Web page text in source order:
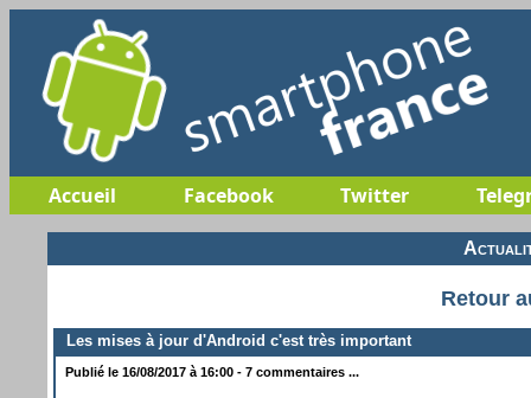
Accueil Facebook Twitter
Retour
Les mises à jour d'Android c'est très important
Publié le 16/08/2017 à 16:00 - 7 commentaires ...